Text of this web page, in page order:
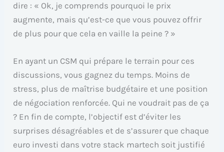
dire : « Ok, je comprends pourquoi le prix
augmente, mais qu’est-ce que vous pouvez offrir
de plus pour que cela en vaille la peine ? »
En ayant un CSM qui prépare le terrain pour ces
discussions, vous gagnez du temps. Moins de
stress, plus de maîtrise budgétaire et une position
de négociation renforcée. Qui ne voudrait pas de ça
? En fin de compte, l’objectif est d’éviter les
surprises désagréables et de s’assurer que chaque
euro investi dans votre stack martech soit justifié